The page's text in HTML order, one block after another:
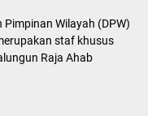
Wilayah (DPW)
staf khusus
Raja Ahab